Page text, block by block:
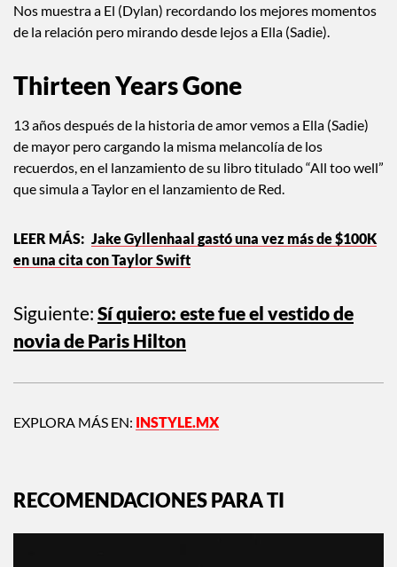
Nos muestra a El (Dylan) recordando los mejores momentos
de la relación pero mirando desde lejos a Ella (Sadie).
Thirteen Years Gone
13 años después de la historia de amor vemos a Ella (Sadie)
de mayor pero cargando la misma melancolía de los
recuerdos, en el lanzamiento de su libro titulado “All too well”
que simula a Taylor en el lanzamiento de Red.
Jake Gyllenhaal gastó una vez más de $100K
en una cita con Taylor Swift
Siguiente: Sí quiero: este fue el vestido de
novia de Paris Hilton
EXPLORA MÁS EN: INSTYLE.MX
RECOMENDACIONES PARA TI